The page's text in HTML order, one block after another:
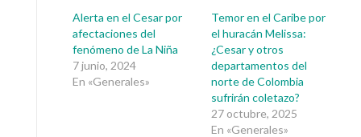
Alerta en el Cesar por
afectaciones del
fenómeno de La Niña
7 junio, 2024
En «Generales»
Temor en el Caribe por
el huracán Melissa:
¿Cesar y otros
departamentos del
norte de Colombia
sufrirán coletazo?
27 octubre, 2025
En «Generales»